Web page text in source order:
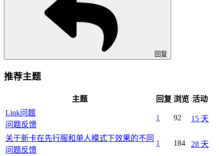
回复
推荐主题
主题 回复 浏览 活动
Link问题
问题反馈
1 92 15 天
关于新卡在先行服和单人模式下效果的不同
问题反馈
1 184 28 天